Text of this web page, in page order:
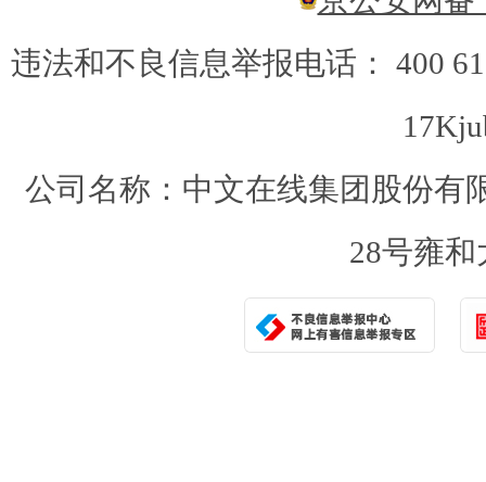
违法和不良信息举报电话： 400
公司名称：中文在线集团股份有
28号雍和